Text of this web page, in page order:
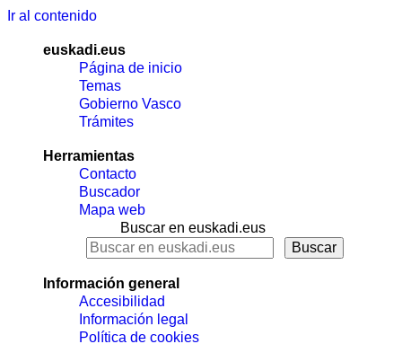
Ir al contenido
euskadi.eus
Página de inicio
Temas
Gobierno Vasco
Trámites
Herramientas
Contacto
Buscador
Mapa web
Buscar en euskadi.eus
Información general
Accesibilidad
Información legal
Política de cookies